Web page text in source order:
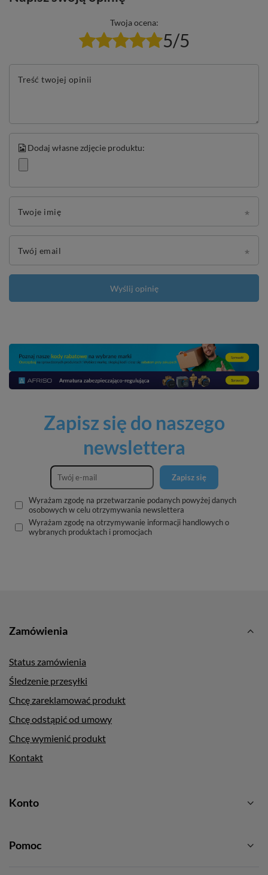
Twoja ocena:
5/5
Treść twojej opinii
Dodaj własne zdjęcie produktu:
Twoje imię
Twój email
Wyślij opinię
Zapisz się do naszego
newslettera
Zapisz się
Wyrażam zgodę na przetwarzanie podanych powyżej danych
osobowych w celu otrzymywania newslettera
Wyrażam zgodę na otrzymywanie informacji handlowych o
wybranych produktach i promocjach
Zamówienia
Status zamówienia
Śledzenie przesyłki
Chcę zareklamować produkt
Chcę odstąpić od umowy
Chcę wymienić produkt
Kontakt
Konto
Pomoc